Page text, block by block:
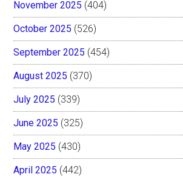
November 2025 (404)
October 2025 (526)
September 2025 (454)
August 2025 (370)
July 2025 (339)
June 2025 (325)
May 2025 (430)
April 2025 (442)